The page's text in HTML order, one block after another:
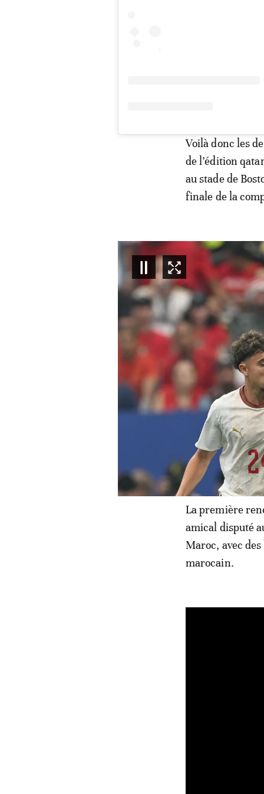
Voilà donc les
de l’édition
au stade de
finale de la
La première
amical disputé
Maroc, avec
marocain.